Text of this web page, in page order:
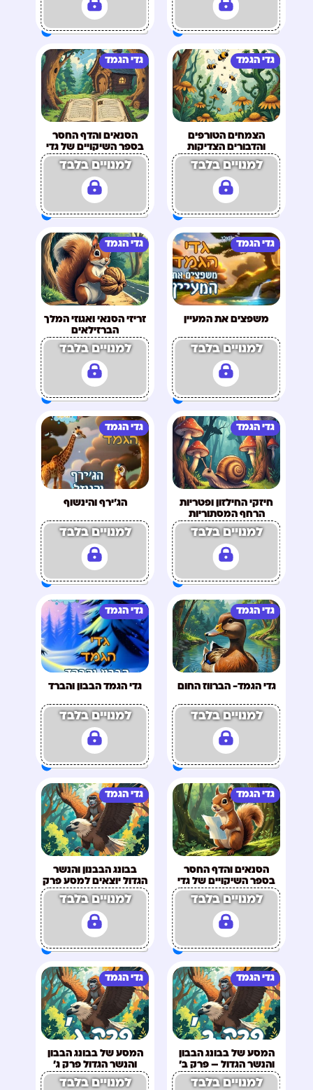
גדי הגמד
הצמחים הטורפים
והדבורים הצדיקות
למנויים בלבד
גדי הגמד
הסנאים והדף החסר
בספר השיקויים של גדי
למנויים בלבד
גדי הגמד
משפצים את המעיין
למנויים בלבד
גדי הגמד
זריזי הסנאי ואגוזי המלך
הברזילאים
למנויים בלבד
גדי הגמד
חיזקי החילזון ופטריות
הרחף המסתוריות
למנויים בלבד
גדי הגמד
הג'ירף והינשוף
למנויים בלבד
גדי הגמד
גדי הגמד- הברווז החום
למנויים בלבד
גדי הגמד
גדי הגמד הבבון והברד
למנויים בלבד
גדי הגמד
הסנאים והדף החסר
בספר השיקויים של גדי
למנויים בלבד
גדי הגמד
בבונג הבבנון והנשר
הגדול יוצאים למסע פרק
א'
למנויים בלבד
גדי הגמד
המסע של בבונג הבבון
והנשר הגדול – פרק ב'
למנויים בלבד
גדי הגמד
המסע של בבונג הבבון
והנשר הגדול פרק ג'
למנויים בלבד